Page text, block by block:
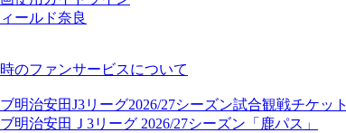
ト
タッフ
ース
ナラディーア）
ールド奈良
のファンサービスについて
明治安田J3リーグ2026/27シーズン試合観戦チケット
明治安田Ｊ3リーグ 2026/27シーズン「鹿パス」